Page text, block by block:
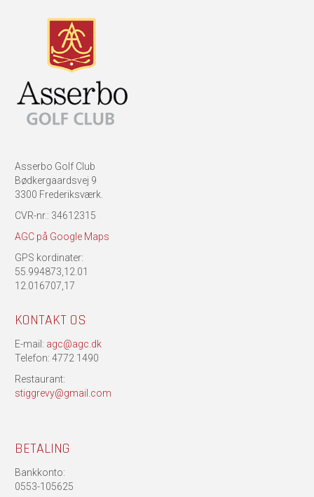
Asserbo Golf Club
Bødkergaardsvej 9
3300 Frederiksværk.
CVR-nr.: 34612315
AGC på Google Maps
GPS kordinater:
55.994873,12.01
12.016707,17
KONTAKT OS
E-mail: agc@agc.dk
Telefon: 4772 1490
Restaurant:
stiggrevy@gmail.com
BETALING
Bankkonto:
0553-105625